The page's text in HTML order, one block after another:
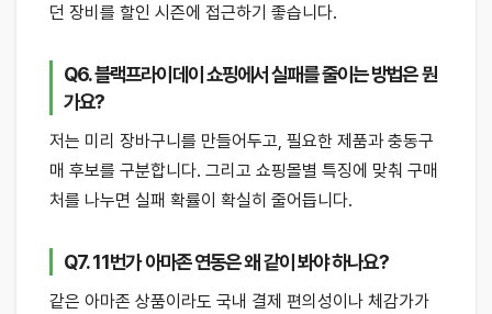
던 장비를 할인 시즌에 접근하기 좋습니다.
Q6. 블랙프라이데이 쇼핑에서 실패를 줄이는 방법은 뭔
가요?
저는 미리 장바구니를 만들어두고, 필요한 제품과 충동구
매 후보를 구분합니다. 그리고 쇼핑몰별 특징에 맞춰 구매
처를 나누면 실패 확률이 확실히 줄어듭니다.
Q7. 11번가 아마존 연동은 왜 같이 봐야 하나요?
같은 아마존 상품이라도 국내 결제 편의성이나 체감가가